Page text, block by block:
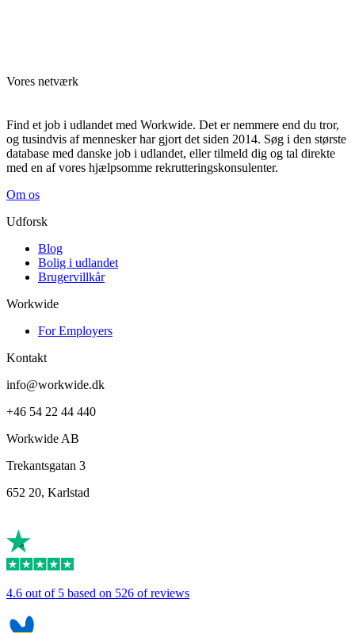
Vores netværk
Find et job i udlandet med Workwide. Det er nemmere end du tror,
og tusindvis af mennesker har gjort det siden 2014. Søg i den største
database med danske job i udlandet, eller tilmeld dig og tal direkte
med en af vores hjælpsomme rekrutteringskonsulenter.
Om os
Udforsk
Blog
Bolig i udlandet
Brugervillkår
Workwide
For Employers
Kontakt
info@workwide.dk
+46 54 22 44 440
Workwide AB
Trekantsgatan 3
652 20, Karlstad
4.6 out of 5 based on 526 of reviews